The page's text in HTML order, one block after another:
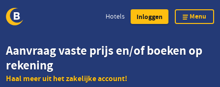
en
naar
de
Hotels Inloggen Menu
Aanvraag vaste prijs en/of boeken op
rekening
Haal meer uit het zakelijke account!